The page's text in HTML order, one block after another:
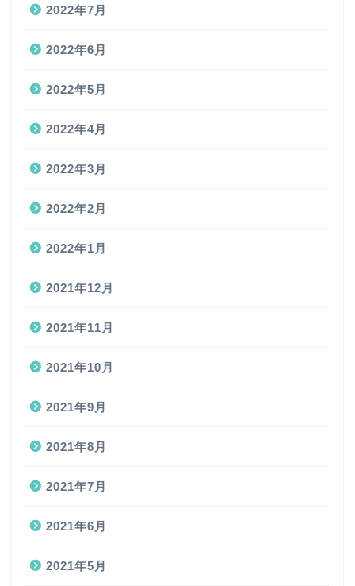
2022年7月
2022年6月
2022年5月
2022年4月
2022年3月
2022年2月
2022年1月
2021年12月
2021年11月
2021年10月
2021年9月
2021年8月
2021年7月
2021年6月
2021年5月